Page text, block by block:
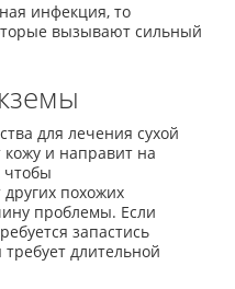
инфекция, то
вызывают сильный
для лечения сухой
кожу и направит на
чтобы
похожих
проблемы. Если
запастись
длительной